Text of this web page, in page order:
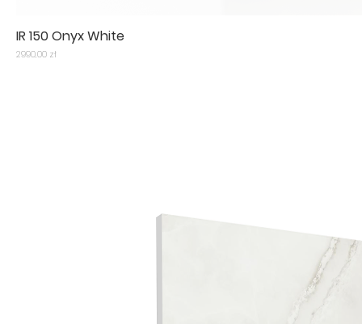
IR 150 Onyx White
Cena
2990,00 zł